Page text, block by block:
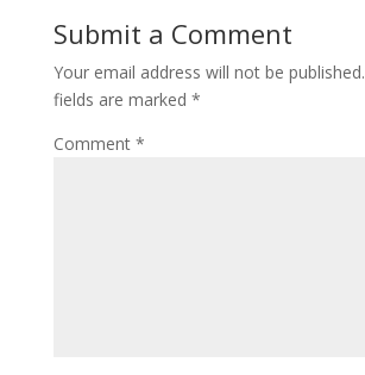
Submit a Comment
Your email address will not be published.
fields are marked *
Comment *